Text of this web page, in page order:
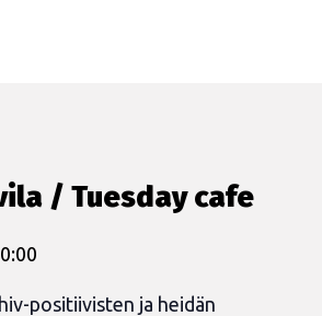
/ Tuesday cafe
positiivisten ja heidän